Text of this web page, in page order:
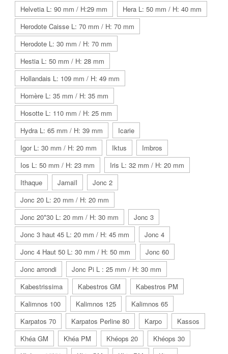
Helvetia L: 90 mm / H:29 mm
Hera L: 50 mm / H: 40 mm
Herodote Caisse L: 70 mm / H: 70 mm
Herodote L: 30 mm / H: 70 mm
Hestia L: 50 mm / H: 28 mm
Hollandais L: 109 mm / H: 49 mm
Homère L: 35 mm / H: 35 mm
Hosotte L: 110 mm / H: 25 mm
Hydra L: 65 mm / H: 39 mm
Icarie
Igor L: 30 mm / H: 20 mm
Iktus
Imbros
Ios L: 50 mm / H: 23 mm
Iris L: 32 mm / H: 20 mm
Ithaque
Jamaïl
Jonc 2
Jonc 20 L: 20 mm / H: 20 mm
Jonc 20*30 L: 20 mm / H: 30 mm
Jonc 3
Jonc 3 haut 45 L: 20 mm / H: 45 mm
Jonc 4
Jonc 4 Haut 50 L: 30 mm / H: 50 mm
Jonc 60
Jonc arrondi
Jonc Pi L : 25 mm / H: 30 mm
Kabestrissima
Kabestros GM
Kabestros PM
Kalimnos 100
Kalimnos 125
Kalimnos 65
Karpatos 70
Karpatos Perline 80 Karpo
Kassos
Khéa GM
Khéa PM Khéops 20
Khéops 30